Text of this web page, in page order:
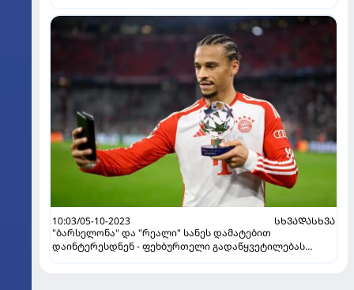
10:03/05-10-2023
ᲡᲮᲕᲐᲓᲐᲡᲮᲕᲐ
"ბარსელონა" და "რეალი" სანეს დამატებით
დაინტერესდნენ - ფეხბურთელი გადაწყვეტილებას